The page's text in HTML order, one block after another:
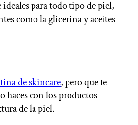
para todo tipo de piel,
como la glicerina y aceites
de skincare, pero que te
haces con los productos
de la piel.